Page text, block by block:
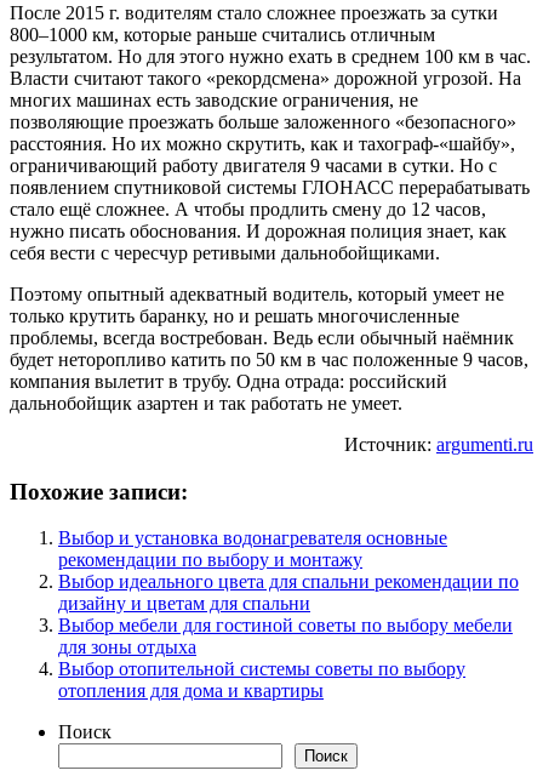
После 2015 г. водителям стало сложнее проезжать за сутки
800–1000 км, которые раньше считались отличным
результатом. Но для этого нужно ехать в среднем 100 км в час.
Власти считают такого «рекордсмена» дорожной угрозой. На
многих машинах есть заводские ограничения, не
позволяющие проезжать больше заложенного «безопасного»
расстояния. Но их можно скрутить, как и тахограф-«шайбу»,
ограничивающий работу двигателя 9 часами в сутки. Но с
появлением спутниковой системы ГЛОНАСС перерабатывать
стало ещё сложнее. А чтобы продлить смену до 12 часов,
нужно писать обоснования. И дорожная полиция знает, как
себя вести с чересчур ретивыми дальнобойщиками.
Поэтому опытный адекватный водитель, который умеет не
только крутить баранку, но и решать многочисленные
проблемы, всегда востребован. Ведь если обычный наёмник
будет неторопливо катить по 50 км в час положенные 9 часов,
компания вылетит в трубу. Одна отрада: российский
дальнобойщик азартен и так работать не умеет.
Источник: argumenti.ru
Похожие записи:
Выбор и установка водонагревателя основные
рекомендации по выбору и монтажу
Выбор идеального цвета для спальни рекомендации по
дизайну и цветам для спальни
Выбор мебели для гостиной советы по выбору мебели
для зоны отдыха
Выбор отопительной системы советы по выбору
отопления для дома и квартиры
Поиск
Поиск